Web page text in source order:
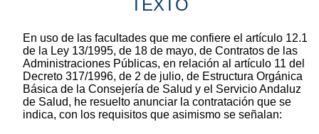
TEXTO
En uso de las facultades que me confiere el artículo 12.1
de la Ley 13/1995, de 18 de mayo, de Contratos de las
Administraciones Públicas, en relación al artículo 11 del
Decreto 317/1996, de 2 de julio, de Estructura Orgánica
Básica de la Consejería de Salud y el Servicio Andaluz
de Salud, he resuelto anunciar la contratación que se
indica, con los requisitos que asimismo se señalan: